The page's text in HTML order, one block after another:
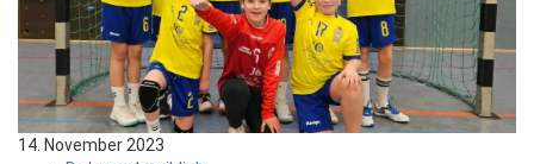
14. November 2023